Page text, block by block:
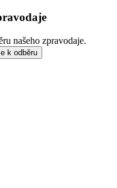
našeho zpravodaje.
k odběru